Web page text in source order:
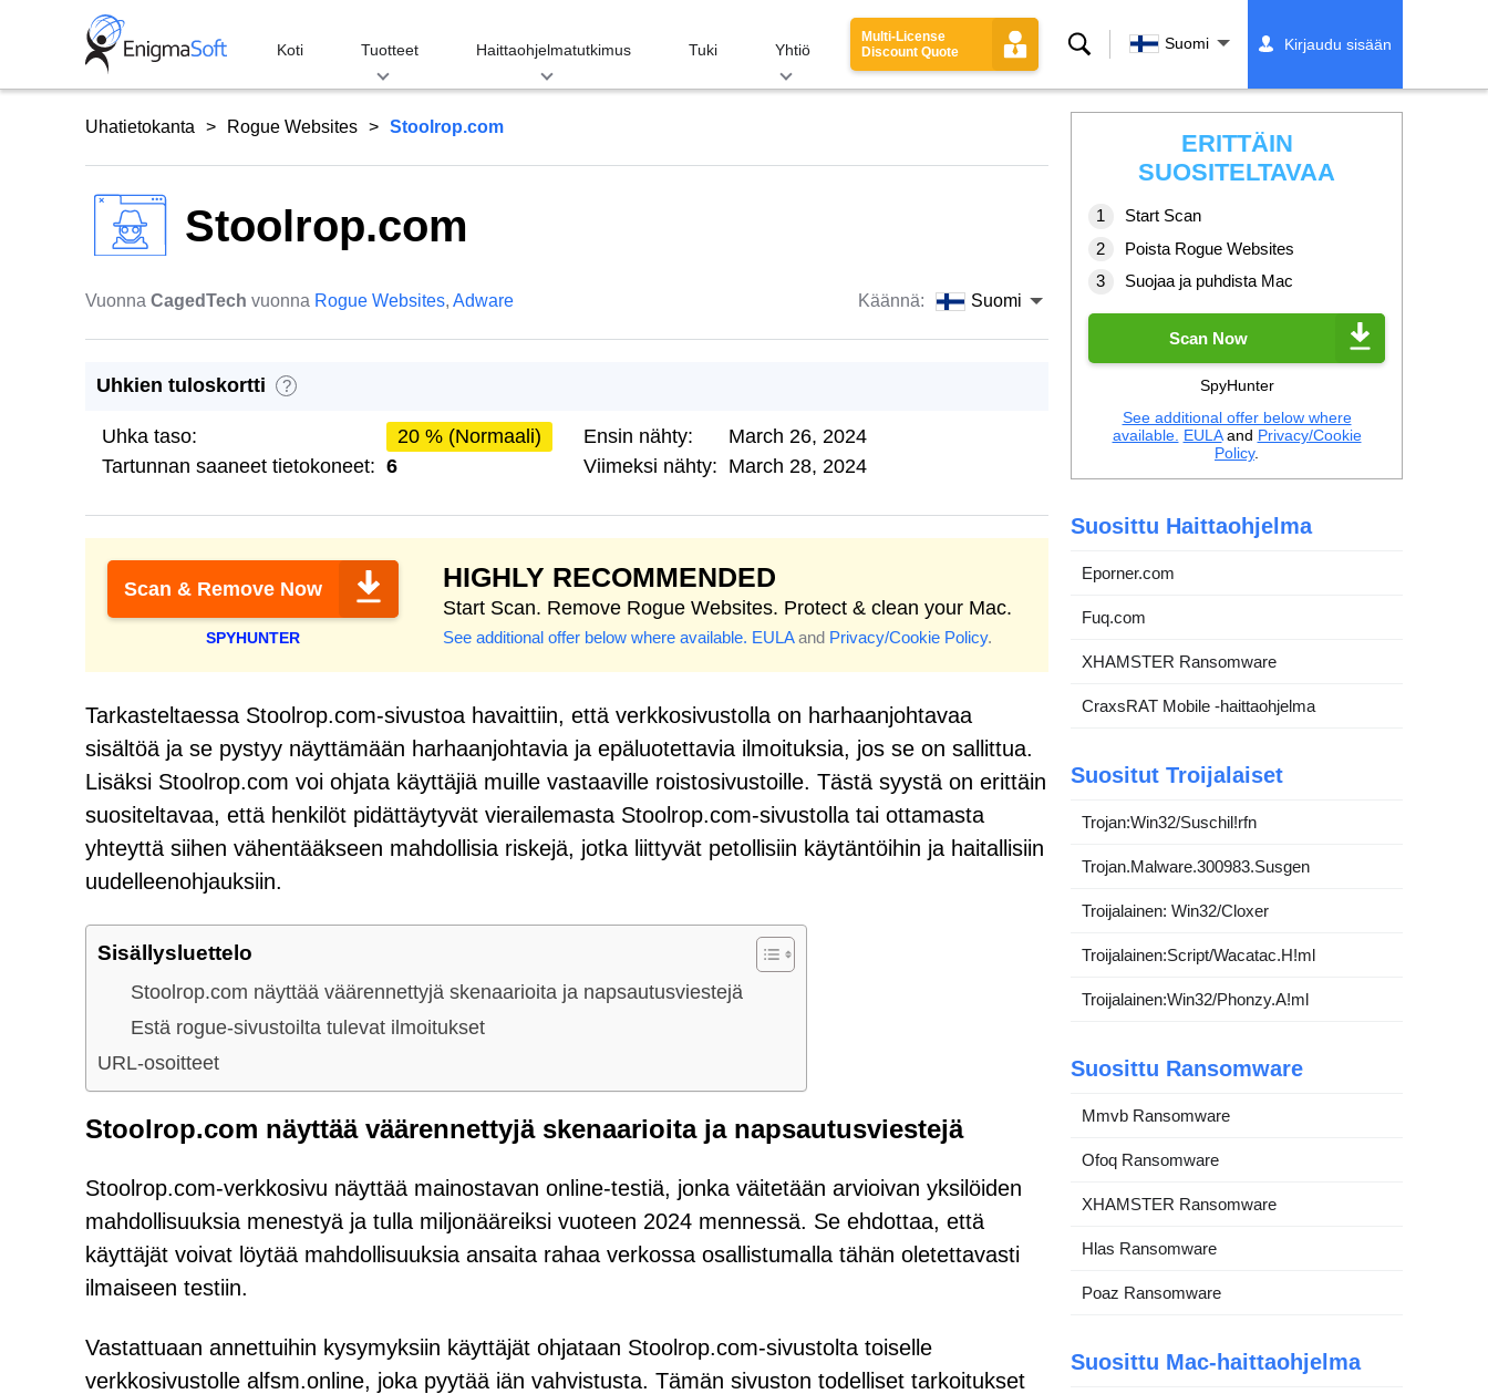
Koti Tuotteet Haittaohjelmatutkimus Tuki Yhtiö
Multi-License
Discount Quote
Hae Suomi Kirjaudu sisään
Uhatietokanta Rogue Websites Stoolrop.com
Stoolrop.com
Vuonna CagedTech vuonna Rogue Websites, Adware Käännä: Suomi
Uhkien tuloskortti ?
Uhka taso:
20 % (Normaali)
Tartunnan saaneet tietokoneet: 6
Ensin nähty:
March 26, 2024
Viimeksi nähty: March 28, 2024
Scan & Remove Now
SPYHUNTER
HIGHLY RECOMMENDED
Start Scan. Remove Rogue Websites. Protect & clean your Mac.
See additional offer below where available. EULAand Privacy/Cookie Policy.
Tarkasteltaessa Stoolrop.com-sivustoa havaittiin, että verkkosivustolla on harhaanjohtavaa
sisältöä ja se pystyy näyttämään harhaanjohtavia ja epäluotettavia ilmoituksia, jos se on sallittua.
Lisäksi Stoolrop.com voi ohjata käyttäjiä muille vastaaville roistosivustoille. Tästä syystä on erittäin
suositeltavaa, että henkilöt pidättäytyvät vierailemasta Stoolrop.com-sivustolla tai ottamasta
yhteyttä siihen vähentääkseen mahdollisia riskejä, jotka liittyvät petollisiin käytäntöihin ja haitallisiin
uudelleenohjauksiin.
Sisällysluettelo
Stoolrop.com näyttää väärennettyjä skenaarioita ja napsautusviestejä
Estä rogue-sivustoilta tulevat ilmoitukset
URL-osoitteet
Stoolrop.com näyttää väärennettyjä skenaarioita ja napsautusviestejä
Stoolrop.com-verkkosivu näyttää mainostavan online-testiä, jonka väitetään arvioivan yksilöiden
mahdollisuuksia menestyä ja tulla miljonääreiksi vuoteen 2024 mennessä. Se ehdottaa, että
käyttäjät voivat löytää mahdollisuuksia ansaita rahaa verkossa osallistumalla tähän oletettavasti
ilmaiseen testiin.
Vastattuaan annettuihin kysymyksiin käyttäjät ohjataan Stoolrop.com-sivustolta toiselle
verkkosivustolle alfsm.online, joka pyytää iän vahvistusta. Tämän sivuston todelliset tarkoitukset
ERITTÄIN
SUOSITELTAVAA
Start Scan
Poista Rogue Websites
Suojaa ja puhdista Mac
Scan Now
SpyHunter
See additional offer below where
available. EULAand Privacy/Cookie
Policy.
Suosittu Haittaohjelma
Eporner.com
Fuq.com
XHAMSTER Ransomware
CraxsRAT Mobile -haittaohjelma
Suositut Troijalaiset
Trojan:Win32/Suschil!rfn
Trojan.Malware.300983.Susgen
Troijalainen: Win32/Cloxer
Troijalainen:Script/Wacatac.H!ml
Troijalainen:Win32/Phonzy.A!ml
Suosittu Ransomware
Mmvb Ransomware
Ofoq Ransomware
XHAMSTER Ransomware
Hlas Ransomware
Poaz Ransomware
Suosittu Mac-haittaohjelma